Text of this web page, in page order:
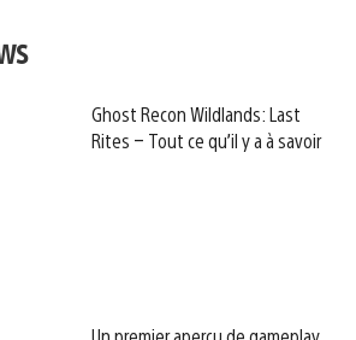
Ghost Recon Wildlands: Last
Rites – Tout ce qu’il y a à savoir